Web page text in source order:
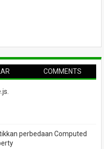
COMMENTS
perbedaan Computed